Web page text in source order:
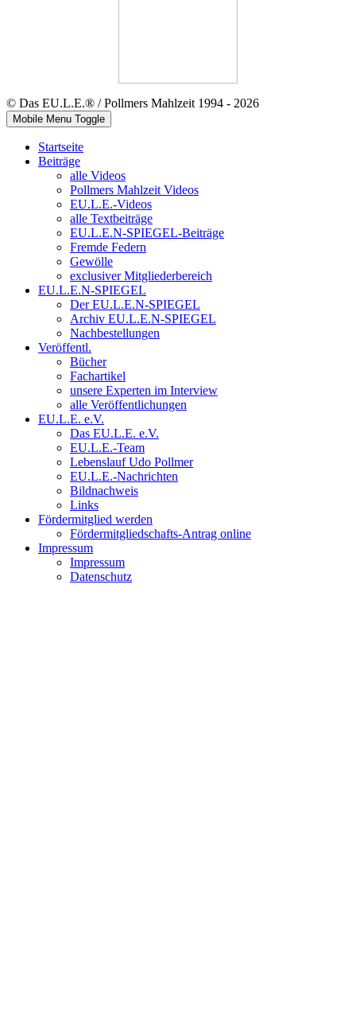
© Das EU.L.E.® / Pollmers Mahlzeit 1994 - 2026
Mobile Menu Toggle
Startseite
Beiträge
alle Videos
Pollmers Mahlzeit Videos
EU.L.E.-Videos
alle Textbeiträge
EU.L.E.N-SPIEGEL-Beiträge
Fremde Federn
Gewölle
exclusiver Mitgliederbereich
EU.L.E.N-SPIEGEL
Der EU.L.E.N-SPIEGEL
Archiv EU.L.E.N-SPIEGEL
Nachbestellungen
Veröffentl.
Bücher
Fachartikel
unsere Experten im Interview
alle Veröffentlichungen
EU.L.E. e.V.
Das EU.L.E. e.V.
EU.L.E.-Team
Lebenslauf Udo Pollmer
EU.L.E.-Nachrichten
Bildnachweis
Links
Fördermitglied werden
Fördermitgliedschafts-Antrag online
Impressum
Impressum
Datenschutz